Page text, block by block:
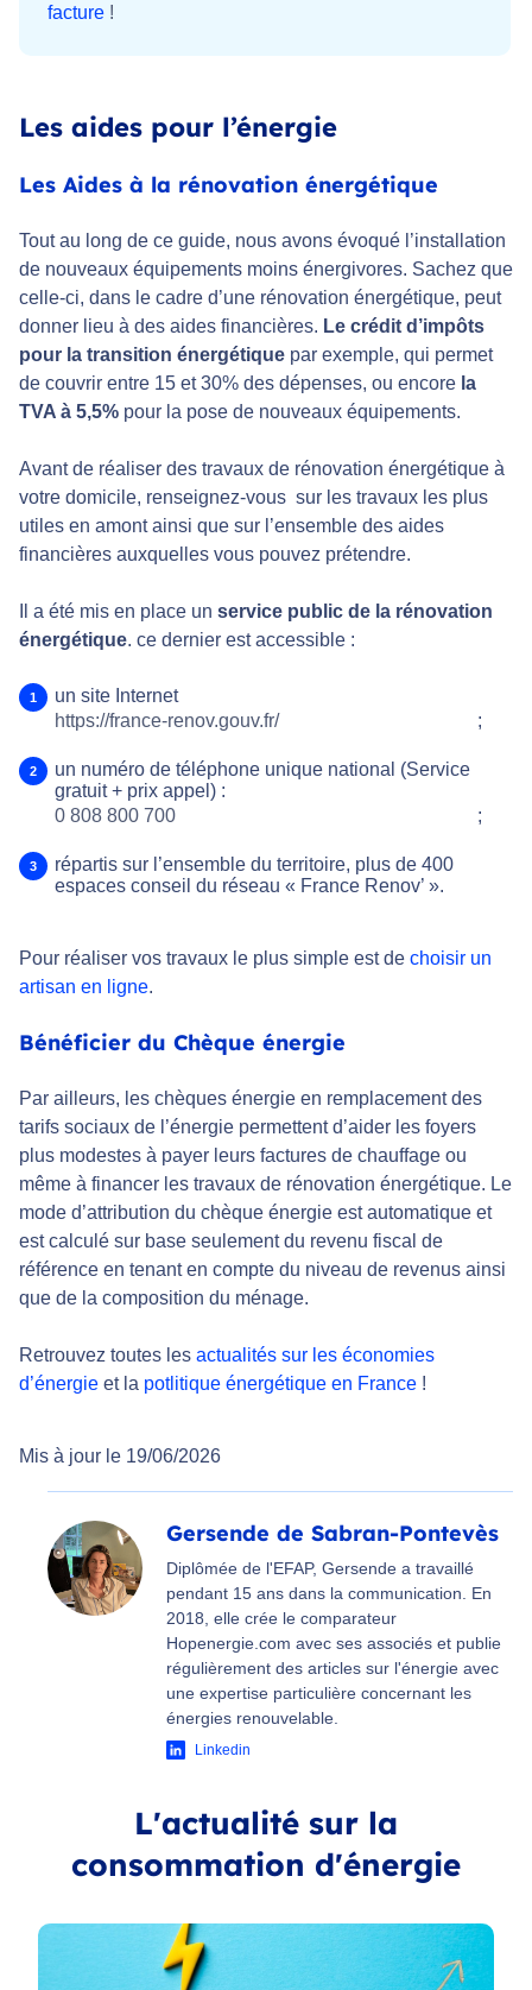
facture !
Les aides pour l’énergie
Les Aides à la rénovation énergétique
Tout au long de ce guide, nous avons évoqué l’installation
de nouveaux équipements moins énergivores. Sachez que
celle-ci, dans le cadre d’une rénovation énergétique, peut
donner lieu à des aides financières. Le crédit d’impôts
pour la transition énergétique par exemple, qui permet
de couvrir entre 15 et 30% des dépenses, ou encore la
TVA à 5,5% pour la pose de nouveaux équipements.
Avant de réaliser des travaux de rénovation énergétique à
votre domicile, renseignez-vous sur les travaux les plus
utiles en amont ainsi que sur l’ensemble des aides
financières auxquelles vous pouvez prétendre.
Il a été mis en place un service public de la rénovation
énergétique. ce dernier est accessible :
un site Internet
https://france-renov.gouv.fr/
;
un numéro de téléphone unique national (Service
gratuit + prix appel) :
0 808 800 700
;
répartis sur l’ensemble du territoire, plus de 400
espaces conseil du réseau « France Renov’ ».
Pour réaliser vos travaux le plus simple est de choisir un
artisan en ligne.
Bénéficier du Chèque énergie
Par ailleurs, les chèques énergie en remplacement des
tarifs sociaux de l’énergie permettent d’aider les foyers
plus modestes à payer leurs factures de chauffage ou
même à financer les travaux de rénovation énergétique. Le
mode d’attribution du chèque énergie est automatique et
est calculé sur base seulement du revenu fiscal de
référence en tenant en compte du niveau de revenus ainsi
que de la composition du ménage.
Retrouvez toutes les actualités sur les économies
d’énergie et la potlitique énergétique en France !
Mis à jour le 19/06/2026
Gersende de Sabran-Pontevès
Diplômée de l'EFAP, Gersende a travaillé
pendant 15 ans dans la communication. En
2018, elle crée le comparateur
Hopenergie.com avec ses associés et publie
régulièrement des articles sur l'énergie avec
une expertise particulière concernant les
énergies renouvelable.
Linkedin
L'actualité sur la
consommation d'énergie